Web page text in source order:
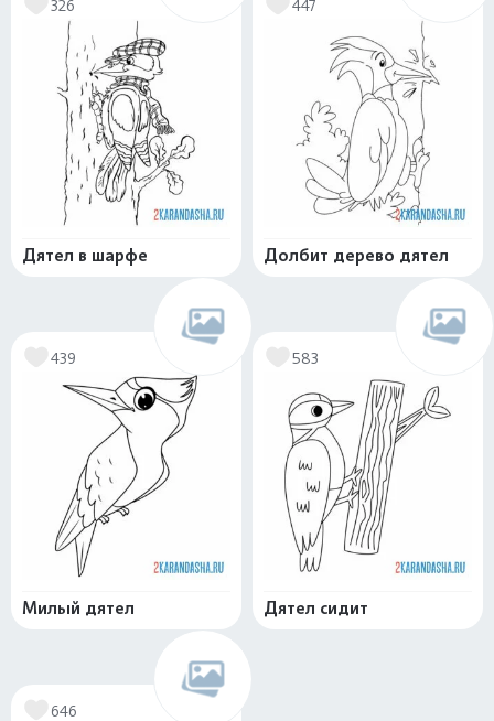
326
Дятел в шарфе
447
Долбит дерево дятел
439
Милый дятел
583
Дятел сидит
646